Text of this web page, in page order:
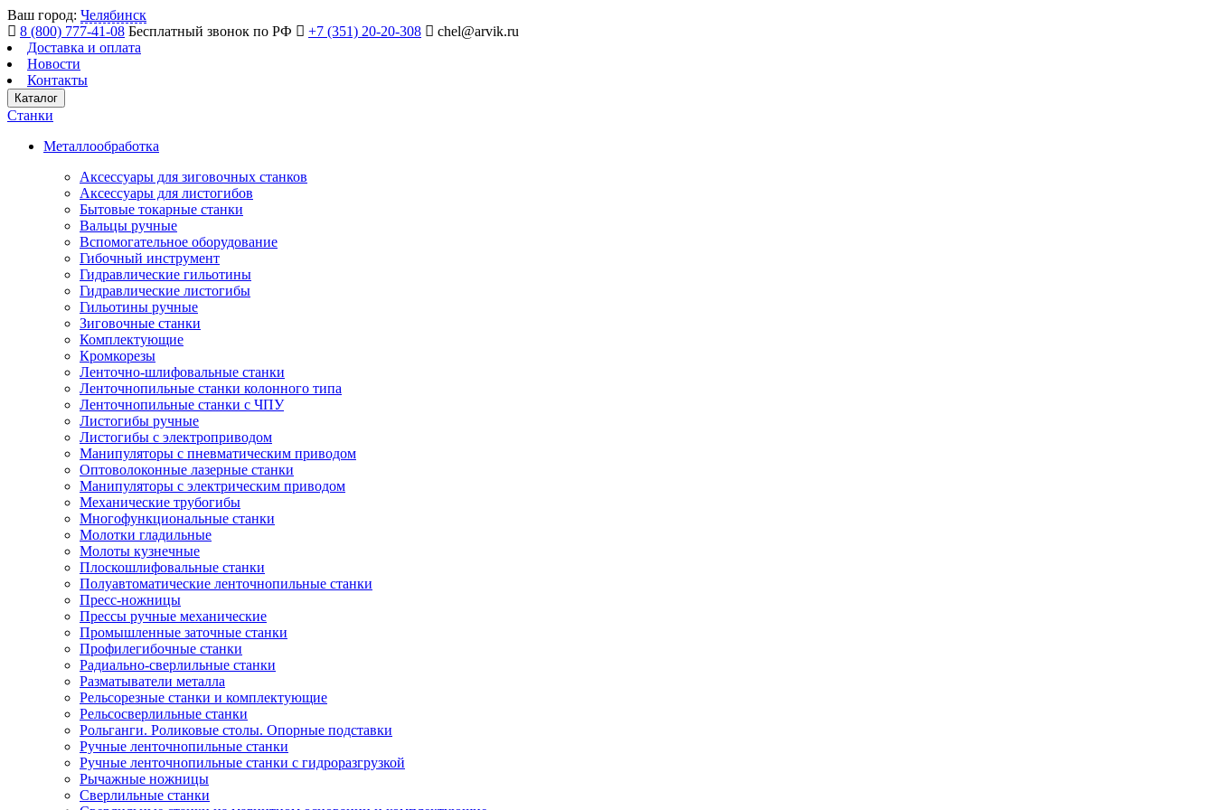
Ваш город: Челябинск
8 (800) 777-41-08 Бесплатный звонок по РФ +7 (351) 20-20-308
chel@arvik.ru
Доставка и оплата
Новости
Контакты
Каталог
Станки
Металлообработка
Аксессуары для зиговочных станков
Аксессуары для листогибов
Бытовые токарные станки
Вальцы ручные
Вспомогательное оборудование
Гибочный инструмент
Гидравлические гильотины
Гидравлические листогибы
Гильотины ручные
Зиговочные станки
Комплектующие
Кромкорезы
Ленточно-шлифовальные станки
Ленточнопильные станки колонного типа
Ленточнопильные станки с ЧПУ
Листогибы ручные
Листогибы с электроприводом
Манипуляторы с пневматическим приводом
Оптоволоконные лазерные станки
Манипуляторы с электрическим приводом
Механические трубогибы
Многофункциональные станки
Молотки гладильные
Молоты кузнечные
Плоскошлифовальные станки
Полуавтоматические ленточнопильные станки
Пресс-ножницы
Прессы ручные механические
Промышленные заточные станки
Профилегибочные станки
Радиально-сверлильные станки
Разматыватели металла
Рельсорезные станки и комплектующие
Рельсосверлильные станки
Рольганги. Роликовые столы. Опорные подставки
Ручные ленточнопильные станки
Ручные ленточнопильные станки с гидроразгрузкой
Рычажные ножницы
Сверлильные станки